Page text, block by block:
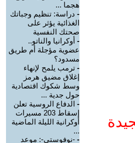
هجما ...
- دراسة: تنظيم وجباتك
الغذائية يؤثر على
صحتك النفسية
- أوكرانيا والناتو..
عضوية مؤجلة أم طريق
مسدود؟
- ترمب يلمح لإنهاء
إغلاق مضيق هرمز
وسط شكوك اقتصادية
حول جدية ...
- الدفاع الروسية تعلن
إسقاط 203 مسيرات
أوكرانية الليلة الماضية
...
- -نوفوستي-: موعد